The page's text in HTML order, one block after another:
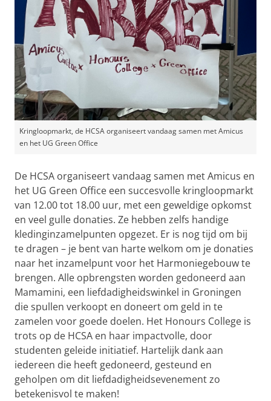
Kringloopmarkt, de HCSA organiseert vandaag samen met Amicus
en het UG Green Office
De HCSA organiseert vandaag samen met Amicus en
het UG Green Office een succesvolle kringloopmarkt
van 12.00 tot 18.00 uur, met een geweldige opkomst
en veel gulle donaties. Ze hebben zelfs handige
kledinginzamelpunten opgezet. Er is nog tijd om bij
te dragen – je bent van harte welkom om je donaties
naar het inzamelpunt voor het Harmoniegebouw te
brengen. Alle opbrengsten worden gedoneerd aan
Mamamini, een liefdadigheidswinkel in Groningen
die spullen verkoopt en doneert om geld in te
zamelen voor goede doelen. Het Honours College is
trots op de HCSA en haar impactvolle, door
studenten geleide initiatief. Hartelijk dank aan
iedereen die heeft gedoneerd, gesteund en
geholpen om dit liefdadigheidsevenement zo
betekenisvol te maken!